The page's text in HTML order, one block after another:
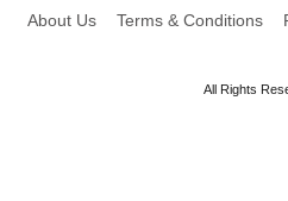
About Us Terms & Conditions
All Rights